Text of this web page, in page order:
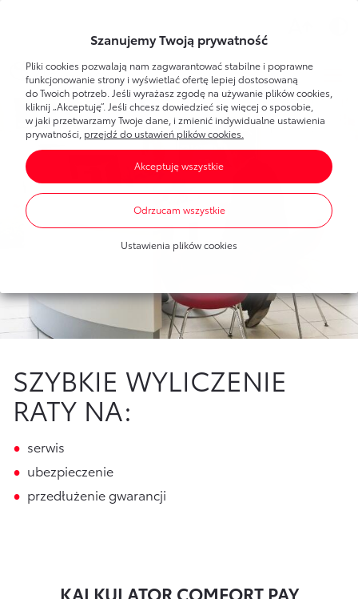
Szanujemy Twoją prywatność
Pliki cookies pozwalają nam zagwarantować stabilne i poprawne
funkcjonowanie strony i wyświetlać ofertę lepiej dostosowaną
do Twoich potrzeb. Jeśli wyrażasz zgodę na używanie plików cookies,
kliknij „Akceptuję”. Jeśli chcesz dowiedzieć się więcej o sposobie,
w jaki przetwarzamy Twoje dane, i zmienić indywidualne ustawienia
prywatności, przejdź do ustawień plików cookies.
Akceptuję wszystkie
Odrzucam wszystkie
Ustawienia plików cookies
Dla Ciebie
Produktydla każdego
Konta bankowe
Finansowanie Toyoty
Finansowanie Lexusa
Ubezpieczenia
Usługi Dilera
Dla Firmy
Finansowanie Lexusa
Finansowanie aut dostawczych
Finansowanie Floty
Konta firmowe
Oszczędzanie
Ubezpieczenia
ToyotaBank
Poznaj Bankowość Elektroniczną
Pierwsze logowanie
Umawianie wizyt w banku
Oprocentowanie
Mobilna Autoryzacja
ToyotaLeasing
Poznaj Portal Klienta
Zawarcie umowy online
Tabela opłat i prowizji
Sprawdź również
Strefa klienta
ToyotaBank
ToyotaLeasing
SZYBKIE WYLICZENIE
RATY NA:
serwis
ubezpieczenie
przedłużenie gwarancji
KALKULATOR COMFORT PAY